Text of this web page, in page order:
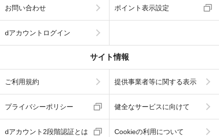
お問い合わせ ポイント表示設定
dアカウントログイン
サイト情報
ご利用規約 提供事業者等に関する表示
プライバシーポリシー 健全なサービスに向けて
dアカウント2段階認証とは Cookieの利用について